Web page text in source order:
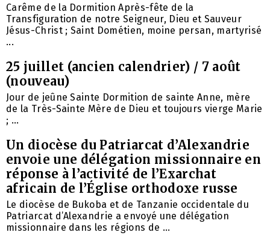
Carême de la Dormition Après-fête de la
Transfiguration de notre Seigneur, Dieu et Sauveur
Jésus-Christ ; Saint Dométien, moine persan, martyrisé
...
25 juillet (ancien calendrier) / 7 août
(nouveau)
Jour de jeûne Sainte Dormition de sainte Anne, mère
de la Très-Sainte Mère de Dieu et toujours vierge Marie
; ...
Un diocèse du Patriarcat d’Alexandrie
envoie une délégation missionnaire en
réponse à l’activité de l’Exarchat
africain de l’Église orthodoxe russe
Le diocèse de Bukoba et de Tanzanie occidentale du
Patriarcat d’Alexandrie a envoyé une délégation
missionnaire dans les régions de ...